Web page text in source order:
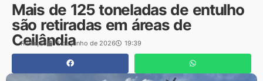
Mais de 125 toneladas de entulho
são retiradas em áreas de
Ceilândia
Redação 3 de junho de 2026 19:39